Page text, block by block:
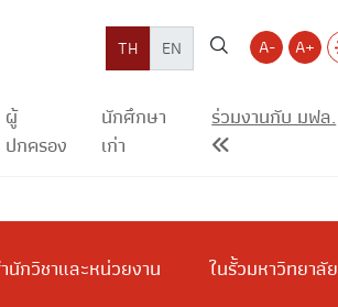
TH EN A- A+
ผู้
ปกครอง
นักศึกษา
เก่า
ร่วมงานกับ มฟล.
นักวิชาและหน่วยงาน ในรั้วมหาวิทยาลัย